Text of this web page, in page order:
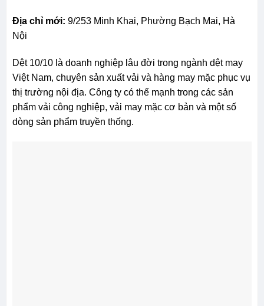
Địa chỉ mới: 9/253 Minh Khai, Phường Bạch Mai, Hà
Nội
Dệt 10/10 là doanh nghiệp lâu đời trong ngành dệt may
Việt Nam, chuyên sản xuất vải và hàng may mặc phục vụ
thị trường nội địa. Công ty có thế mạnh trong các sản
phẩm vải công nghiệp, vải may mặc cơ bản và một số
dòng sản phẩm truyền thống.